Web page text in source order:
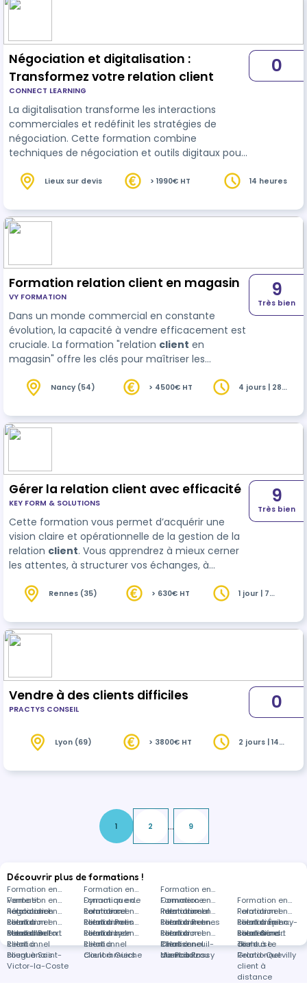
point…
Négociation et digitalisation :
Transformez votre relation client
CONNECT LEARNING
La digitalisation transforme les interactions
commerciales et redéfinit les stratégies de
négociation. Cette formation combine
techniques de négociation et outils digitaux pour
structurer un argumentaire, d’utiliser les canaux
pour une approche commerciale efficace et
personnalisée 14h en visioconférence en
0
Lieux sur devis > 1990€ HT 14 heures
Formation relation client en magasin
VY FORMATION
Dans un monde commercial en constante
évolution, la capacité à vendre efficacement est
cruciale. La formation "relation client en
magasin" offre les clés pour maîtriser les
votre approche commerciale avec un accent sur
pour votre succès : - 70% des décisions d'achat
sont inf…
9
Très bien
Nancy (54) > 4500€ HT
4 jours | 28
Gérer la relation client avec efficacité
KEY FORM & SOLUTIONS
Cette formation vous permet d’acquérir une
vision claire et opérationnelle de la gestion de la
relation client. Vous apprendrez à mieux cerner
les attentes, à structurer vos échanges, à
renforcer la satisfaction et la fidélité client. Un
pratiques commerciales et relationnell…
9
Très bien
Rennes (35) > 630€ HT
1 jour | 7
Vendre à des clients difficiles
PRACTYS CONSEIL 0
Lyon (69) > 3800€ HT
2 jours | 14
1 2 ... 9
Découvrir plus de formations !
Formation en
Vente et
négociation
Formation en
Dynamique de
commerce
Formation en
Commerce
international
Formation en
Relationnel
client à
Marseille
Formation en
Relationnel
client à Paris
Formation en
Relationnel
client à Rennes
Formation en
Relationnel
client à Épinay-
sous-Sénart
Formation en
Relationnel
client à Belfort
Formation en
Relationnel
client à Lyon
Formation en
Relationnel
client à
Chasseneuil-
du-Poitou
Formation en
Relationnel
client à
Toulouse
Formation en
Relationnel
client à
Bouguenais
Formation en
Relationnel
client à
Coulommiers
Formation en
Relationnel
client à
Mamoudzou
Formation en
Relationnel
client à Le
Grand-Quevilly
Formation en
Relationnel
client à Saint-
Victor-la-Coste
Formation en
Relationnel
client à Guiche
Formation en
Relationnel
client à Passy
Formations
dans
Relationnel
client à
distance